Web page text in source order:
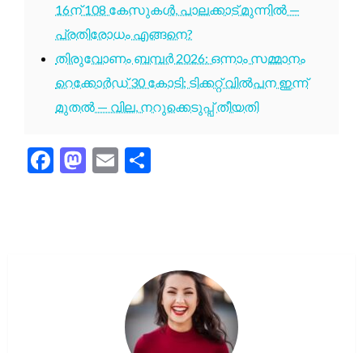
16ന് 108 കേസുകൾ, പാലക്കാട് മുന്നിൽ —
പ്രതിരോധം എങ്ങനെ?
തിരുവോണം ബമ്പർ 2026: ഒന്നാം സമ്മാനം
റെക്കോർഡ് 30 കോടി; ടിക്കറ്റ് വിൽപന ഇന്ന്
മുതൽ — വില, നറുക്കെടുപ്പ് തീയതി
Facebook
Mastodon
Email